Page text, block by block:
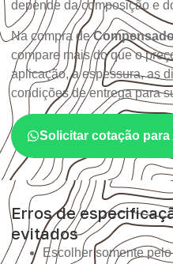
depende da composição e
Na compra de
compare mais do que o
aplicação, a espessura, as
condições de entrega para
Solicitar cotação para
Erros de
evitados
Escolher somente